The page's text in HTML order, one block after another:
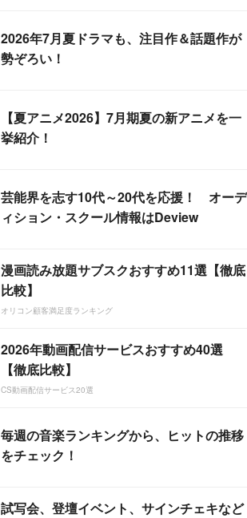
2026年7月夏ドラマも、注目作＆話題作が
勢ぞろい！
【夏アニメ2026】7月期夏の新アニメを一
挙紹介！
芸能界を志す10代～20代を応援！ オーデ
ィション・スクール情報はDeview
漫画読み放題サブスクおすすめ11選【徹底
比較】
オリコン顧客満足度ランキング
2026年動画配信サービスおすすめ40選
【徹底比較】
CS動画配信サービス20選
毎週の音楽ランキングから、ヒットの推移
をチェック！
試写会、登壇イベント、サインチェキなど